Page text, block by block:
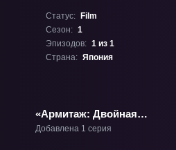
Статус:
Film
Сезон: 1
Эпизодов: 1 из 1
Страна: Япония
«Армитаж: Двойная
матрица» Фильм-1
Добавлена 1 серия